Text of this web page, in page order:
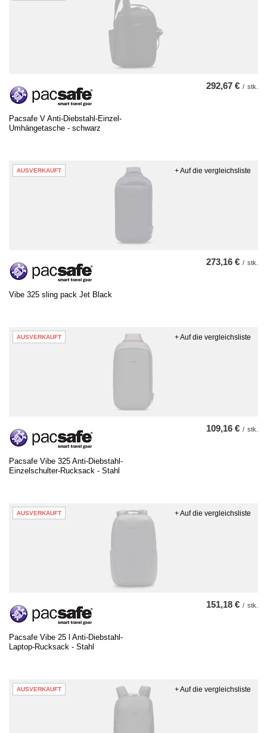
Pacsafe V Anti-Diebstahl-Einzel-
Umhängetasche - schwarz
292,67 € / stk.
AUSVERKAUFT
Vibe 325 sling pack Jet Black
273,16 € / stk.
+ Auf die vergleichsliste
AUSVERKAUFT
Pacsafe Vibe 325 Anti-Diebstahl-
Einzelschulter-Rucksack - Stahl
109,16 € / stk.
+ Auf die vergleichsliste
AUSVERKAUFT
Pacsafe Vibe 25 l Anti-Diebstahl-
Laptop-Rucksack - Stahl
151,18 € / stk.
+ Auf die vergleichsliste
AUSVERKAUFT + Auf die vergleichsliste